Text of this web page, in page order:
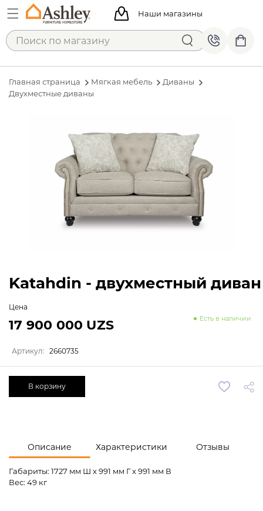
Наши магазины
Главная страница Мягкая мебель
Диваны
Двухместные диваны
Описание Характеристики Отзывы
Габариты: 1727 мм Ш x 991 мм Г x 991 мм В
Вес: 49 кг
Katahdin - двухместный диван
Цена
Есть в наличии
17 900 000 UZS
Артикул: 2660735
В корзину